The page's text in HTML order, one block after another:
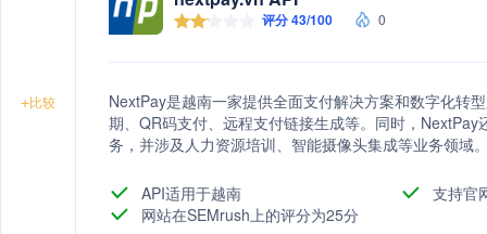
+比较
评分 43/100 0
NextPay是越南一家提供全面支付解决方案和数字化转
期、QR码支付、远程支付链接生成等。同时，
务，并涉及人力资源培训、智能摄像头集成等业务领域
API适用于越南
支持官
网站在SEMrush上的评分为25分